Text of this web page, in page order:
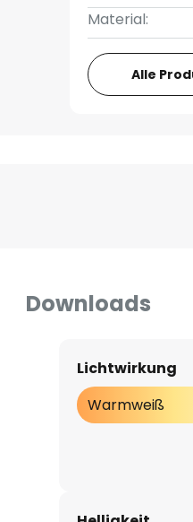
Material:
Alle
Downloads
Lichtwirkung
Warmweiß